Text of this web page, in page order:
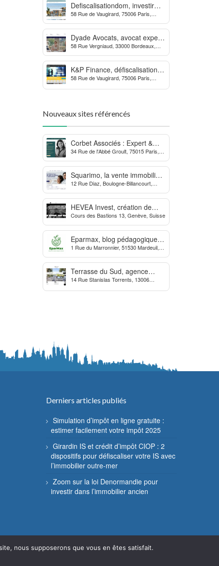
Defiscalisationdom, investir
dans l’immobilier neuf Outre-
mer
58 Rue de Vaugirard, 75006 Paris,
Dyade Avocats, avocat expert
des procédures contre la
MDPH
58 Rue Vergniaud, 33000 Bordeaux,
K&P Finance, défiscalisation et
placements financiers
58 Rue de Vaugirard, 75006 Paris,
Nouveaux sites référencés
Corbet Associés : Expert &
Partenaire des Dirigeants
d’Entreprise
34 Rue de l'Abbé Groult, 75015 Paris,
Squarimo, la vente immobilière
interactive qui dynamise les
transactions
12 Rue Diaz, Boulogne-Billancourt,
HEVEA Invest, création de
société et domiciliation en
Suisse
Cours des Bastions 13, Genève, Suisse
Eparmax, blog pédagogique
sur les finances personnelles
1 Rue du Marronnier, 51530 Mardeuil,
Terrasse du Sud, agence
Immobilière à Marseille
14 Rue Stanislas Torrents, 13006
Derniers articles publiés
Simulation d’impôt en ligne gratuite :
estimer facilement votre impôt 2025
Girardin IS et crédit d’impôt CIOP : 2
dispositifs pour défiscaliser votre IS avec
l’immobilier outre-mer
Zoom sur la loi Denormandie pour
investir dans l’immobilier ancien
nous supposerons que vous en êtes satisfait.